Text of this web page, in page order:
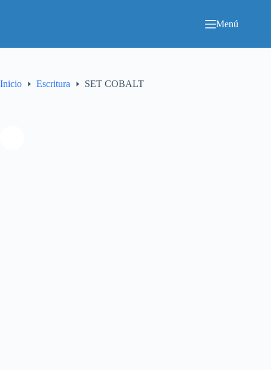
Menú
Inicio Escritura SET COBALT